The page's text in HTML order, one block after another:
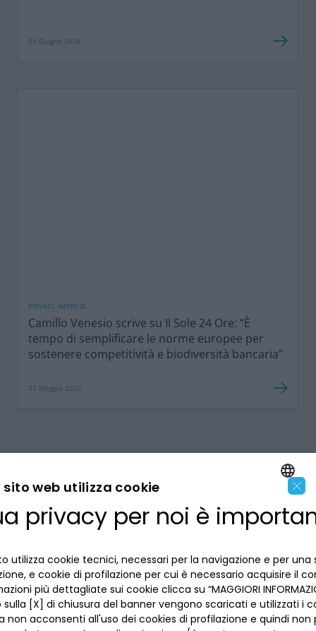
04 Giugno 2026
PRIVATI, IMPRESE
Camillo Venesio scrive su Il Sole 24 Ore: “È
tempo di semplificare le norme europee per
sostenere competitività e biodiversità bancaria”
27 Maggio 2026
LA BANCA
Dove siamo
INFORMAZIONI PER IL CLIENTE
Privacy
La tua scelta sui cookies
ACCESSIBILITÀ E APP
ENGLISH
×
sito web utilizza cookie
privacy per noi è
utilizza cookie tecnici, necessari per la navigazione e per una
e cookie di profilazione per cui è necessario acquisire il
più dettagliate sui cookie clicca su “MAGGIORI
[X] di chiusura del banner vengono scaricati e utilizzati i
non acconsenti all'uso dei cookies di profilazione e quindi non